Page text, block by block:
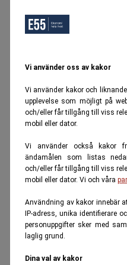
Vi använder oss av kakor
Vi använder kakor och
upplevelse som möjligt på
och/eller får tillgång till viss
mobil eller dator.
Vi använder också kakor
ändamålen som listas
och/eller får tillgång till viss
mobil eller dator. Vi och våra
Användning av kakor innebär
IP-adress, unika identifierare
personuppgifter sker med
laglig grund.
Dina val av kakor